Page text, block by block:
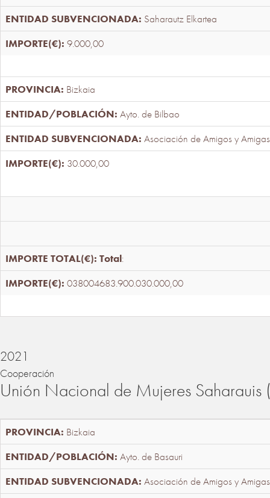
Saharautz Elkartea
9.000,00
Bizkaia
Ayto. de Bilbao
Asociación de Amigos y
30.000,00
Total:
038004683.900.030.000,00
2021
Cooperación
Unión Nacional de Mujeres
Bizkaia
Ayto. de Basauri
Asociación de Amigos y